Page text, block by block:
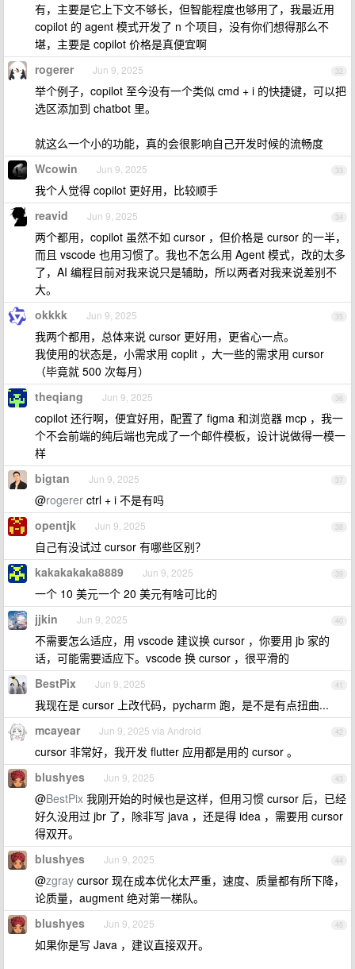
有，主要是它上下文不够长，但智能程度也够用了，我最近用
copilot 的 agent 模式开发了 n 个项目，没有你们想得那么不
堪，主要是 copilot 价格是真便宜啊
32
rogerer Jun 9, 2025
举个例子，copilot 至今没有一个类似 cmd + i 的快捷键，可以把
选区添加到 chatbot 里。
就这么一个小的功能，真的会很影响自己开发时候的流畅度
33
Wcowin Jun 9, 2025
我个人觉得 copilot 更好用，比较顺手
34
reavid Jun 9, 2025
两个都用，copilot 虽然不如 cursor ，但价格是 cursor 的一半，
而且 vscode 也用习惯了。我也不怎么用 Agent 模式，改的太多
了，AI 编程目前对我来说只是辅助，所以两者对我来说差别不
大。
35
okkkk Jun 9, 2025
我两个都用，总体来说 cursor 更好用，更省心一点。
我使用的状态是，小需求用 coplit ，大一些的需求用 cursor
（毕竟就 500 次每月）
36
theqiang Jun 9, 2025
copilot 还行啊，便宜好用，配置了 figma 和浏览器 mcp ，我一
个不会前端的纯后端也完成了一个邮件模板，设计说做得一模一
样
37
bigtan Jun 9, 2025
@rogerer ctrl + i 不是有吗
38
opentjk Jun 9, 2025
自己有没试过 cursor 有哪些区别？
39
kakakakaka8889 Jun 9, 2025
一个 10 美元一个 20 美元有啥可比的
40
jjkin Jun 9, 2025
不需要怎么适应，用 vscode 建议换 cursor ，你要用 jb 家的
话，可能需要适应下。vscode 换 cursor ，很平滑的
41
BestPix Jun 9, 2025
我现在是 cursor 上改代码，pycharm 跑，是不是有点扭曲...
42
mcayear Jun 9, 2025 via Android
cursor 非常好，我开发 flutter 应用都是用的 cursor 。
43
blushyes Jun 9, 2025
@BestPix 我刚开始的时候也是这样，但用习惯 cursor 后，已经
好久没用过 jbr 了，除非写 java ，还是得 idea ，需要用 cursor
得双开。
44
blushyes Jun 9, 2025
@zgray cursor 现在成本优化太严重，速度、质量都有所下降，
论质量，augment 绝对第一梯队。
45
blushyes Jun 9, 2025
如果你是写 Java ，建议直接双开。